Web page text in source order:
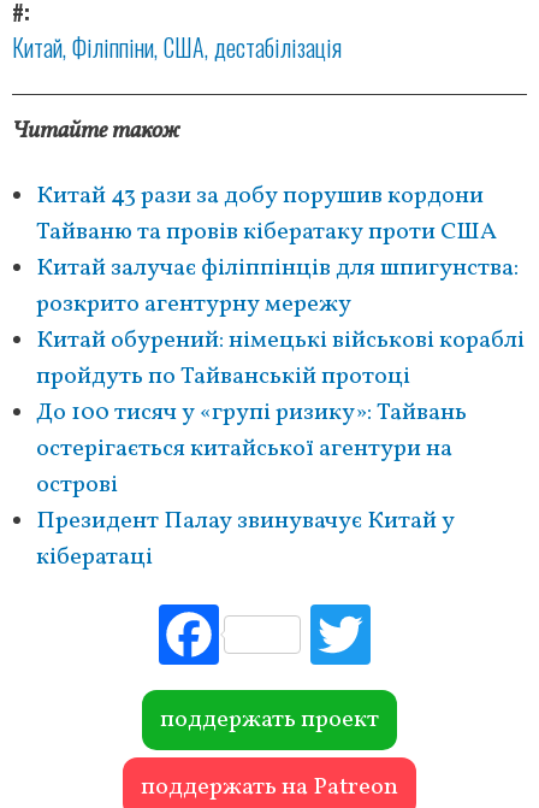
#
Китай Філіппіни США дестабілізація
Читайте також
Китай 43 рази за добу порушив кордони
Тайваню та провів кібератаку проти США
Китай залучає філіппінців для шпигунства:
розкрито агентурну мережу
Китай обурений: німецькі військові кораблі
пройдуть по Тайванській протоці
До 100 тисяч у «групі ризику»: Тайвань
остерігається китайської агентури на
острові
Президент Палау звинувачує Китай у
кібератаці
Fac
ebo
ok r
поддержать проект
поддержать на Patreon